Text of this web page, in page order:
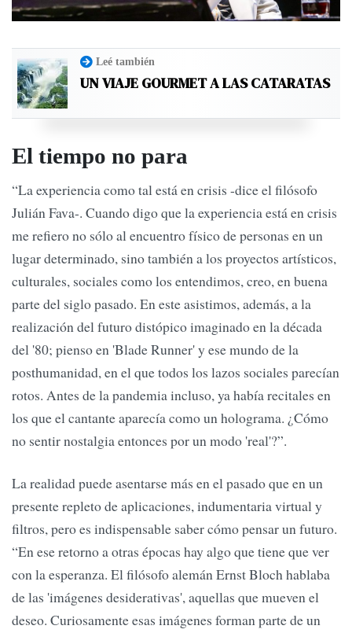
Leé también
UN VIAJE GOURMET A LAS CATARATAS
El tiempo no para
“La experiencia como tal está en crisis -dice el filósofo
Julián Fava-. Cuando digo que la experiencia está en crisis
me refiero no sólo al encuentro físico de personas en un
lugar determinado, sino también a los proyectos artísticos,
culturales, sociales como los entendimos, creo, en buena
parte del siglo pasado. En este asistimos, además, a la
realización del futuro distópico imaginado en la década
del '80; pienso en 'Blade Runner' y ese mundo de la
posthumanidad, en el que todos los lazos sociales parecían
rotos. Antes de la pandemia incluso, ya había recitales en
los que el cantante aparecía como un holograma. ¿Cómo
no sentir nostalgia entonces por un modo 'real'?”.
La realidad puede asentarse más en el pasado que en un
presente repleto de aplicaciones, indumentaria virtual y
filtros, pero es indispensable saber cómo pensar un futuro.
“En ese retorno a otras épocas hay algo que tiene que ver
con la esperanza. El filósofo alemán Ernst Bloch hablaba
de las 'imágenes desiderativas', aquellas que mueven el
deseo. Curiosamente esas imágenes forman parte de un